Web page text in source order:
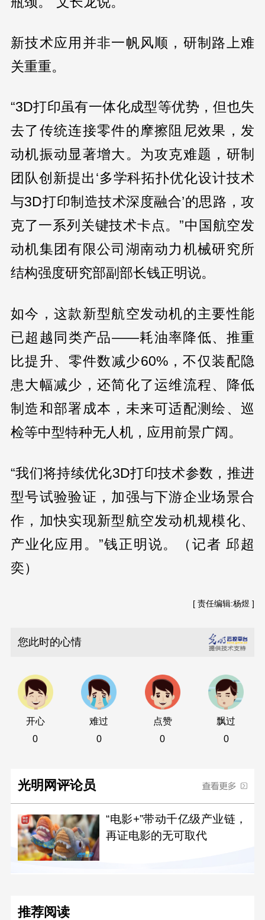
新技术应用并非一帆风顺，研制路上难
关重重。
“3D打印虽有一体化成型等优势，但也失
去了传统连接零件的摩擦阻尼效果，发
动机振动显著增大。为攻克难题，研制
团队创新提出‘多学科拓扑优化设计技术
与3D打印制造技术深度融合’的思路，攻
克了一系列关键技术卡点。”中国航空发
动机集团有限公司湖南动力机械研究所
结构强度研究部副部长钱正明说。
如今，这款新型航空发动机的主要性能
已超越同类产品——耗油率降低、推重
比提升、零件数减少60%，不仅装配隐
患大幅减少，还简化了运维流程、降低
制造和部署成本，未来可适配测绘、巡
检等中型特种无人机，应用前景广阔。
“我们将持续优化3D打印技术参数，推进
型号试验验证，加强与下游企业场景合
作，加快实现新型航空发动机规模化、
产业化应用。”钱正明说。（记者 邱超
奕）
[ 责任编辑:杨煜 ]
您此时的心情
开心
0
难过
0
点赞
0
飘过
0
光明网评论员
“电影+”带动千亿级产业链，
再证电影的无可取代
推荐阅读